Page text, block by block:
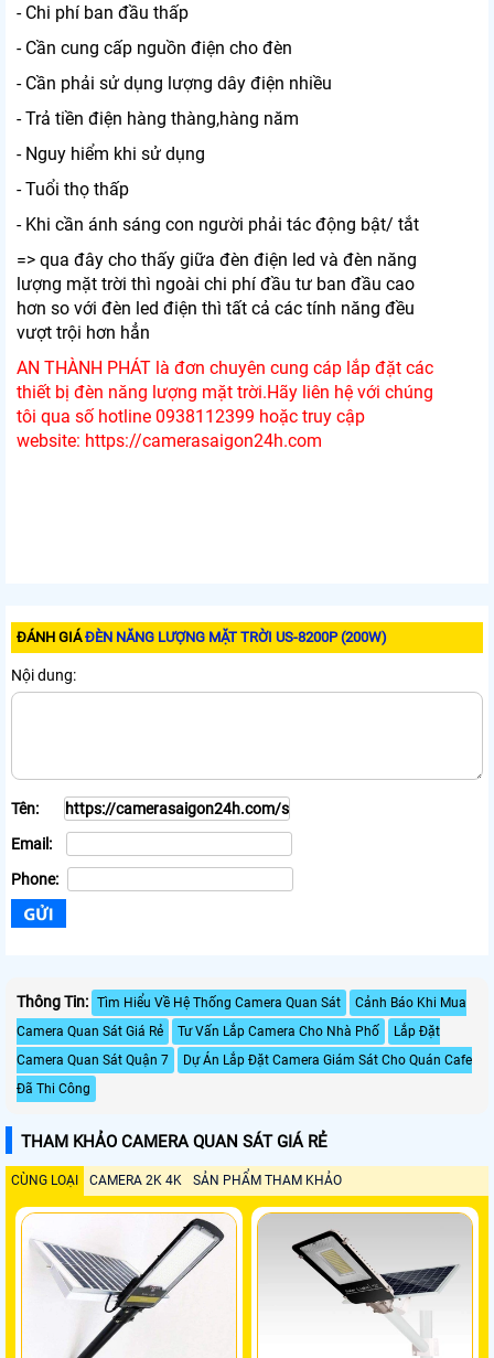
- Chi phí ban đầu thấp
- Cần cung cấp nguồn điện cho đèn
- Cần phải sử dụng lượng dây điện nhiều
- Trả tiền điện hàng thàng,hàng năm
- Nguy hiểm khi sử dụng
- Tuổi thọ thấp
- Khi cần ánh sáng con người phải tác động bật/ tắt
=> qua đây cho thấy giữa đèn điện led và đèn năng
lượng mặt trời thì ngoài chi phí đầu tư ban đầu cao
hơn so với đèn led điện thì tất cả các tính năng đều
vượt trội hơn hẳn
AN THÀNH PHÁT là đơn chuyên cung cáp lắp đặt các
thiết bị đèn năng lượng mặt trời.Hãy liên hệ với chúng
tôi qua số hotline 0938112399 hoặc truy cập
website: https://camerasaigon24h.com
ĐÁNH GIÁĐÈN NĂNG LƯỢNG MẶT TRỜI US-8200P (200W)
Nội dung:
Tên:
Email:
Phone:
Thông Tin: Tìm Hiểu Về Hệ Thống Camera Quan Sát
Cảnh Báo Khi Mua
Camera Quan Sát Giá Rẻ
Tư Vấn Lắp Camera Cho Nhà Phố
Lắp Đặt
Camera Quan Sát Quận 7
Dự Án Lắp Đặt Camera Giám Sát Cho Quán Cafe
Đã Thi Công
THAM KHẢO CAMERA QUAN SÁT GIÁ RẺ
CÙNG LOẠI CAMERA 2K 4K SẢN PHẨM THAM KHẢO